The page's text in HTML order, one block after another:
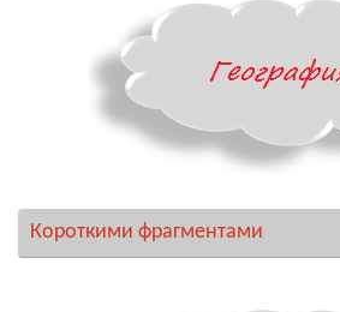
Короткими фрагментами